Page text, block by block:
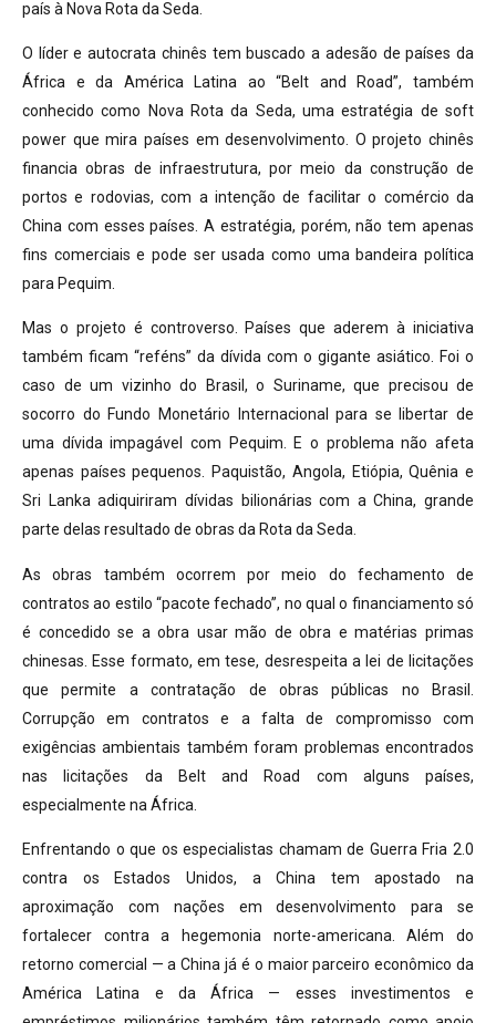
país à Nova Rota da Seda.
O líder e autocrata chinês tem buscado a adesão de países da
África e da América Latina ao “Belt and Road”, também
conhecido como Nova Rota da Seda, uma estratégia de soft
power que mira países em desenvolvimento. O projeto chinês
financia obras de infraestrutura, por meio da construção de
portos e rodovias, com a intenção de facilitar o comércio da
China com esses países. A estratégia, porém, não tem apenas
fins comerciais e pode ser usada como uma bandeira política
para Pequim.
Mas o projeto é controverso. Países que aderem à iniciativa
também ficam “reféns” da dívida com o gigante asiático. Foi o
caso de um vizinho do Brasil, o Suriname, que precisou de
socorro do Fundo Monetário Internacional para se libertar de
uma dívida impagável com Pequim. E o problema não afeta
apenas países pequenos. Paquistão, Angola, Etiópia, Quênia e
Sri Lanka adiquiriram dívidas bilionárias com a China, grande
parte delas resultado de obras da Rota da Seda.
As obras também ocorrem por meio do fechamento de
contratos ao estilo “pacote fechado”, no qual o financiamento só
é concedido se a obra usar mão de obra e matérias primas
chinesas. Esse formato, em tese, desrespeita a lei de licitações
que permite a contratação de obras públicas no Brasil.
Corrupção em contratos e a falta de compromisso com
exigências ambientais também foram problemas encontrados
nas licitações da Belt and Road com alguns países,
especialmente na África.
Enfrentando o que os especialistas chamam de Guerra Fria 2.0
contra os Estados Unidos, a China tem apostado na
aproximação com nações em desenvolvimento para se
fortalecer contra a hegemonia norte-americana. Além do
retorno comercial — a China já é o maior parceiro econômico da
América Latina e da África — esses investimentos e